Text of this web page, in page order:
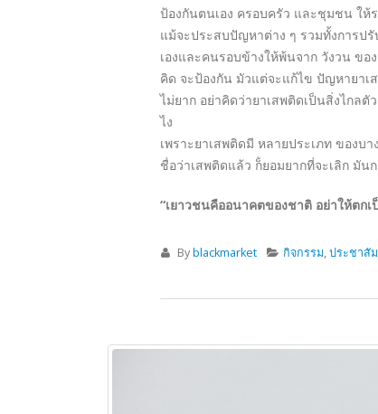
พัฒนาประเทศ
4. เพื่อส่งเสริมความร่วมมือระหว่าภา
ประสิทธิภาพ
5. เพื่อสนับสนุนให้กำลังใจและโอกาส
ปิดความเห็นบน กิจกรรมสัปดาห์วิทยาศ